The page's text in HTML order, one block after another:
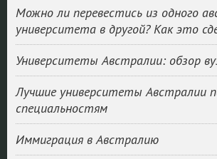
Можно ли перевестись из одного
университета в другой? Как это
Университеты Австралии: обзор
Лучшие университеты Австралии
специальностям
Иммиграция в Австралию